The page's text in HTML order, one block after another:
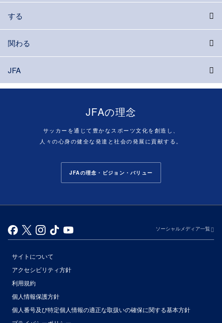
する
関わる
JFA
JFAの理念
サッカーを通じて豊かなスポーツ文化を創造し、
人々の心身の健全な発達と社会の発展に貢献する。
JFAの理念・ビジョン・バリュー
ソーシャルメディア一覧
サイトについて
アクセシビリティ方針
利用規約
個人情報保護方針
個人番号及び特定個人情報の適正な取扱いの確保に関する基本方針